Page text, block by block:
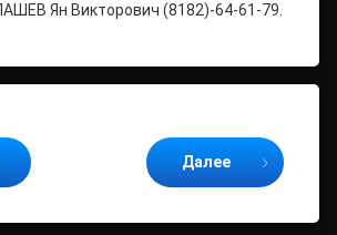
Ян Викторович (8182)-64-61-79.
Далее